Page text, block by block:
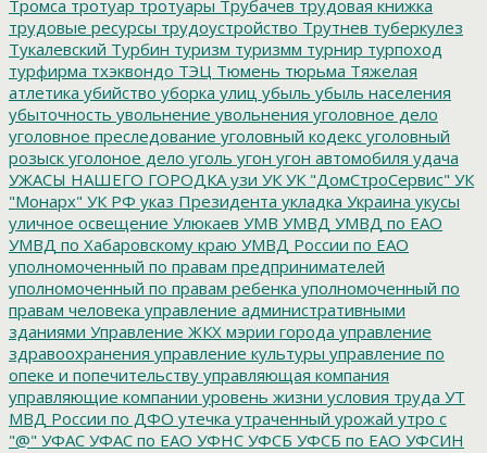
Тромса тротуар тротуары Трубачев трудовая книжка
трудовые ресурсы трудоустройство Трутнев туберкулез
Тукалевский Турбин туризм туризмм турнир турпоход
турфирма тхэквондо ТЭЦ Тюмень тюрьма Тяжелая
атлетика убийство уборка улиц убыль убыль населения
убыточность увольнение увольнения уголовное дело
уголовное преследование уголовный кодекс уголовный
розыск уголоное дело уголь угон угон автомобиля удача
УЖАСЫ НАШЕГО ГОРОДКАузи УКУК "ДомСтроСервис" УК
"Монарх" УК РФ указ Президента укладка Украина укусы
уличное освещение Улюкаев УМВ УМВД УМВД по ЕАО
УМВД по Хабаровскому краю УМВД России по ЕАО
уполномоченный по правам предпринимателей
уполномоченный по правам ребенка уполномоченный по
правам человека управление административными
зданиями Управление ЖКХ мэрии города управление
здравоохранения управление культуры управление по
опеке и попечительству управляющая компания
управляющие компании уровень жизни условия труда УТ
МВД России по ДФО утечка утраченный урожай утро с
"@" УФАС УФАС по ЕАО УФНС УФСБ УФСБ по ЕАО УФСИН